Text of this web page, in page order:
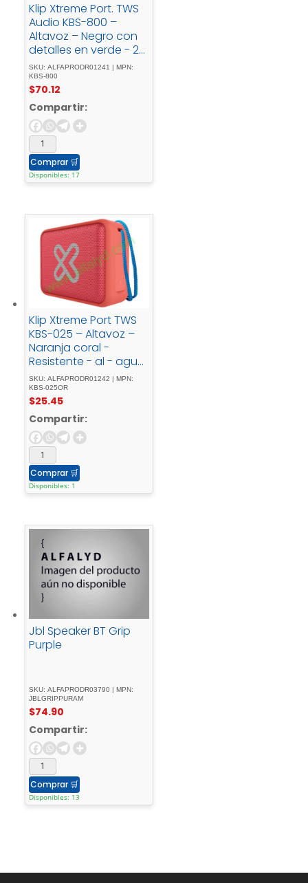
Klip Xtreme Port. TWS
Audio KBS-800 –
Altavoz – Negro con
detalles en verde - 20
- WIPX7
SKU: ALFAPRODR01241 | MPN:
KBS-800
$70.12
Compartir:
Comprar 🛒
Disponibles: 17
Klip Xtreme Port TWS
KBS-025 – Altavoz –
Naranja coral -
Resistente - al - agua
- hasta - 20 - horas -
IPX7
SKU: ALFAPRODR01242 | MPN:
KBS-025OR
$25.45
Compartir:
Comprar 🛒
Disponibles: 1
Jbl Speaker BT Grip
Purple
SKU: ALFAPRODR03790 | MPN:
JBLGRIPPURAM
$74.90
Compartir:
Comprar 🛒
Disponibles: 13